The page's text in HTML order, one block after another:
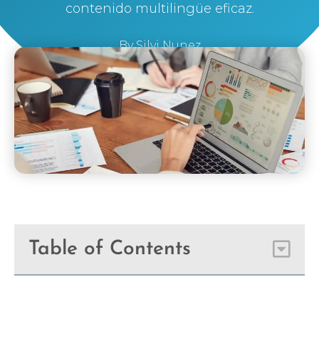
contenido multilingüe eficaz.
BySilvi Nunez
Table of Contents